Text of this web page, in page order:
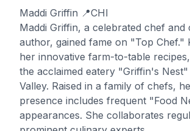
Maddi Griffin 📍CHI
Maddi Griffin, a celebrated chef
author, gained fame on "Top Chef."
her innovative farm-to-table
the acclaimed eatery "Griffin's
Valley. Raised in a family of chefs,
presence includes frequent "Food
appearances. She collaborates